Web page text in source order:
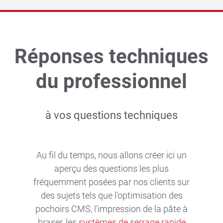
Entreprise
Presse/Nouvelles
Blog technique
EN | FR
Réponses techniques
du professionnel
à vos questions techniques
Au fil du temps, nous allons créer ici un
aperçu des questions les plus
fréquemment posées par nos clients sur
des sujets tels que l'optimisation des
pochoirs CMS, l'impression de la pâte à